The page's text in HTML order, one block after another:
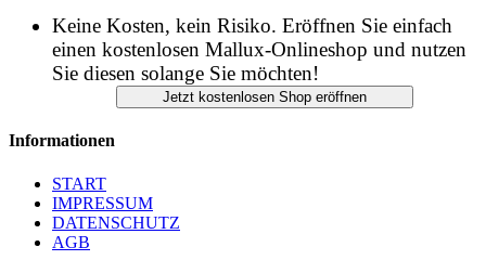
Keine Kosten, kein Risiko. Eröffnen Sie einfach
einen kostenlosen Mallux-Onlineshop und nutzen
Sie diesen solange Sie möchten!
Informationen
START
IMPRESSUM
DATENSCHUTZ
AGB